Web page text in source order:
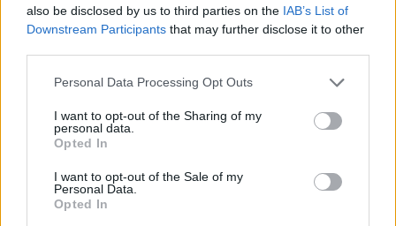
also be disclosed by us to third parties on the IAB’s List of
Downstream Participants that may further disclose it to other
Personal Data Processing Opt Outs
I want to opt-out of the Sharing of my
personal data.
Opted In
I want to opt-out of the Sale of my
Personal Data.
Opted In
PIÙ LETTI OGGI